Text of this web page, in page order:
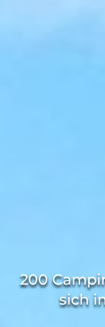
200
sich